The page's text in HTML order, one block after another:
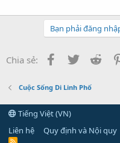
Bạn phải đăng
Chia sẻ: Facebook
Twitter
Cuộc Sống Di Linh Phố
Tiếng Việt (VN)
Liên hệ
Quy định và Nội quy
R